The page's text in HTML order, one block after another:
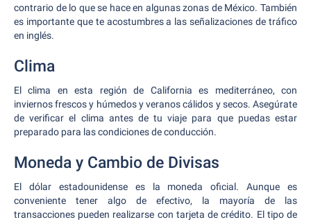
contrario de lo que se hace en algunas zonas de México. También
es importante que te acostumbres a las señalizaciones de tráfico
en inglés.
Clima
El clima en esta región de California es mediterráneo, con
inviernos frescos y húmedos y veranos cálidos y secos. Asegúrate
de verificar el clima antes de tu viaje para que puedas estar
preparado para las condiciones de conducción.
Moneda y Cambio de Divisas
El dólar estadounidense es la moneda oficial. Aunque es
conveniente tener algo de efectivo, la mayoría de las
transacciones pueden realizarse con tarjeta de crédito. El tipo de